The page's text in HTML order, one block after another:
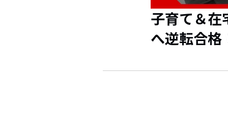
子育て＆在
へ逆転合格